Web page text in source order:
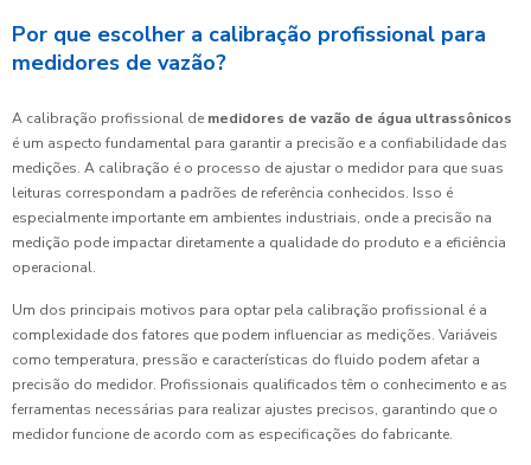
Por que escolher a calibração profissional para
medidores de vazão?
A calibração profissional de medidores de vazão de água ultrassônicos
é um aspecto fundamental para garantir a precisão e a confiabilidade das
medições. A calibração é o processo de ajustar o medidor para que suas
leituras correspondam a padrões de referência conhecidos. Isso é
especialmente importante em ambientes industriais, onde a precisão na
medição pode impactar diretamente a qualidade do produto e a eficiência
operacional.
Um dos principais motivos para optar pela calibração profissional é a
complexidade dos fatores que podem influenciar as medições. Variáveis
como temperatura, pressão e características do fluido podem afetar a
precisão do medidor. Profissionais qualificados têm o conhecimento e as
ferramentas necessárias para realizar ajustes precisos, garantindo que o
medidor funcione de acordo com as especificações do fabricante.